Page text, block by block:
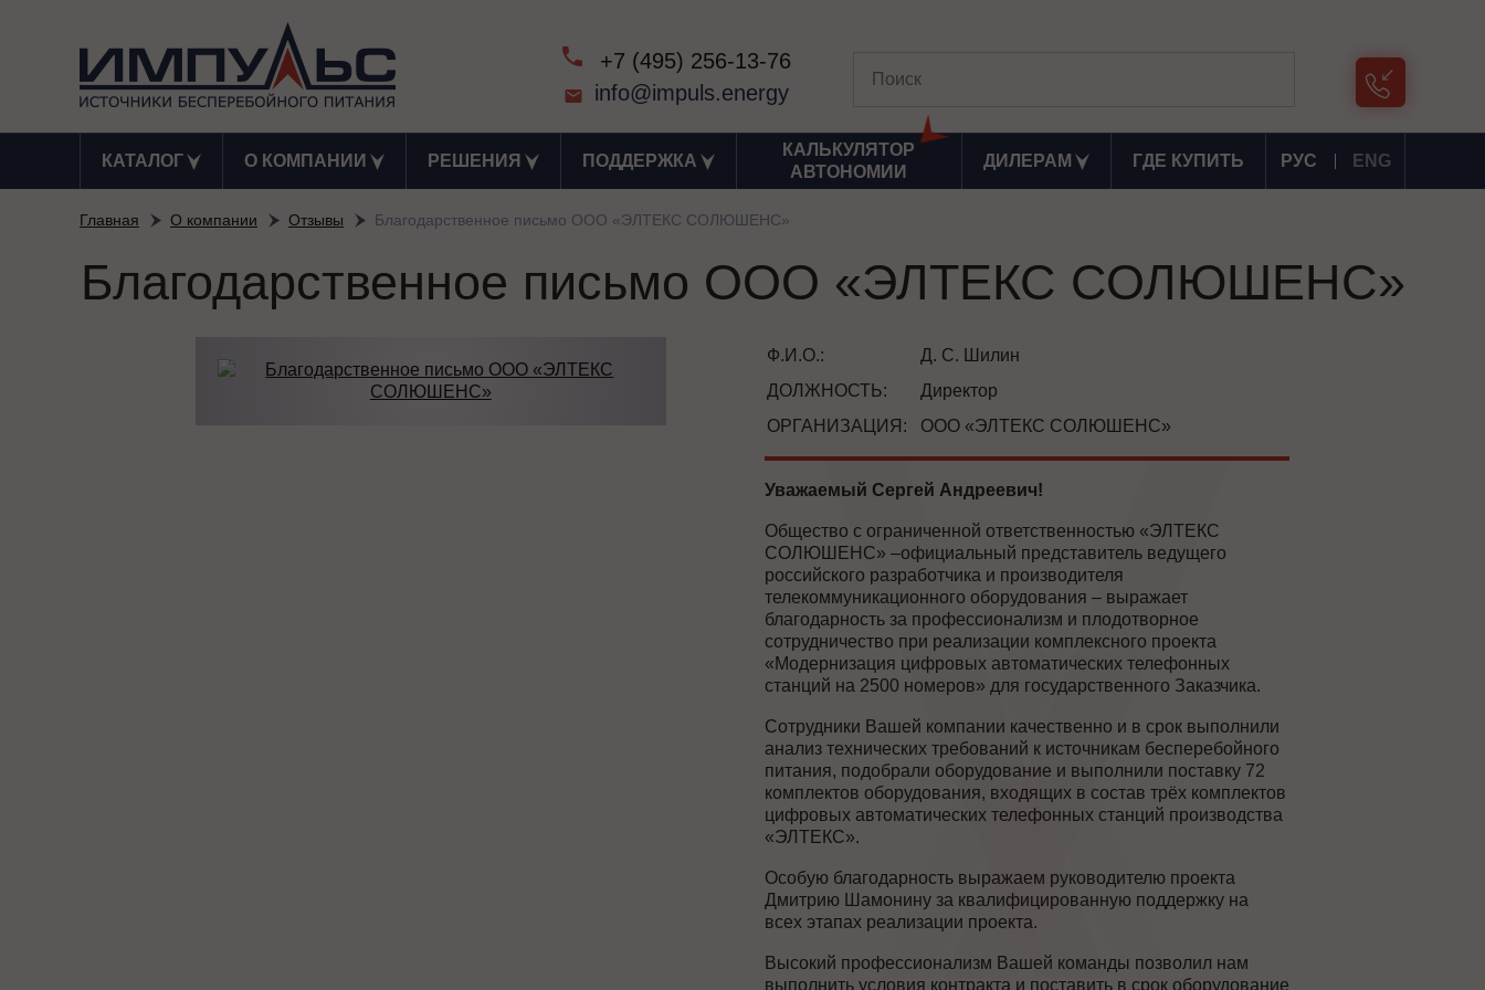
+7 (495) 256-13-76
info@impuls.energy
КАТАЛОГ О КОМПАНИИ РЕШЕНИЯ ПОДДЕРЖКА
КАЛЬКУЛЯТОР
АВТОНОМИИ
ДИЛЕРАМ ГДЕ КУПИТЬ РУС ENG
Главная О компании Отзывы Благодарственное письмо ООО «ЭЛТЕКС СОЛЮШЕНС»
Благодарственное письмо ООО «ЭЛТЕКС СОЛЮШЕНС»
Ф.И.О.:
Д. С. Шилин
ДОЛЖНОСТЬ:
Директор
ОРГАНИЗАЦИЯ:
ООО «ЭЛТЕКС СОЛЮШЕНС»
Уважаемый Сергей Андреевич!
Общество с ограниченной ответственностью «ЭЛТЕКС
СОЛЮШЕНС» –официальный представитель ведущего
российского разработчика и производителя
телекоммуникационного оборудования – выражает
благодарность за профессионализм и плодотворное
сотрудничество при реализации комплексного проекта
«Модернизация цифровых автоматических телефонных
станций на 2500 номеров» для государственного Заказчика.
Сотрудники Вашей компании качественно и в срок выполнили
анализ технических требований к источникам бесперебойного
питания, подобрали оборудование и выполнили поставку 72
комплектов оборудования, входящих в состав трёх комплектов
цифровых автоматических телефонных станций производства
«ЭЛТЕКС».
Особую благодарность выражаем руководителю проекта
Дмитрию Шамонину за квалифицированную поддержку на
всех этапах реализации проекта.
Высокий профессионализм Вашей команды позволил нам
выполнить условия контракта и поставить в срок оборудование